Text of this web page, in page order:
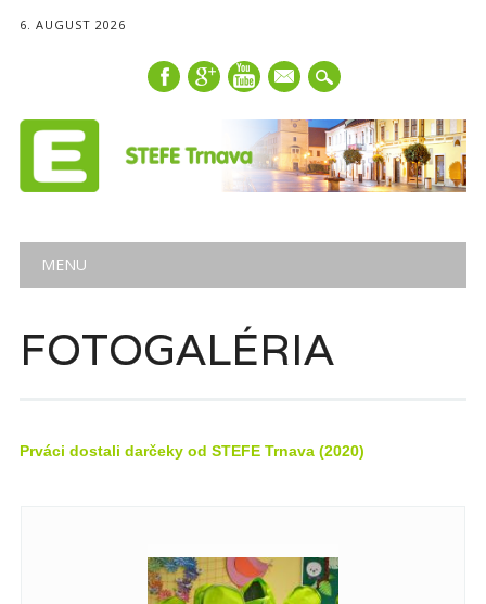
6. AUGUST 2026
mail
Main menu
MENU
FOTOGALÉRIA
Prváci dostali darčeky od STEFE Trnava (2020)